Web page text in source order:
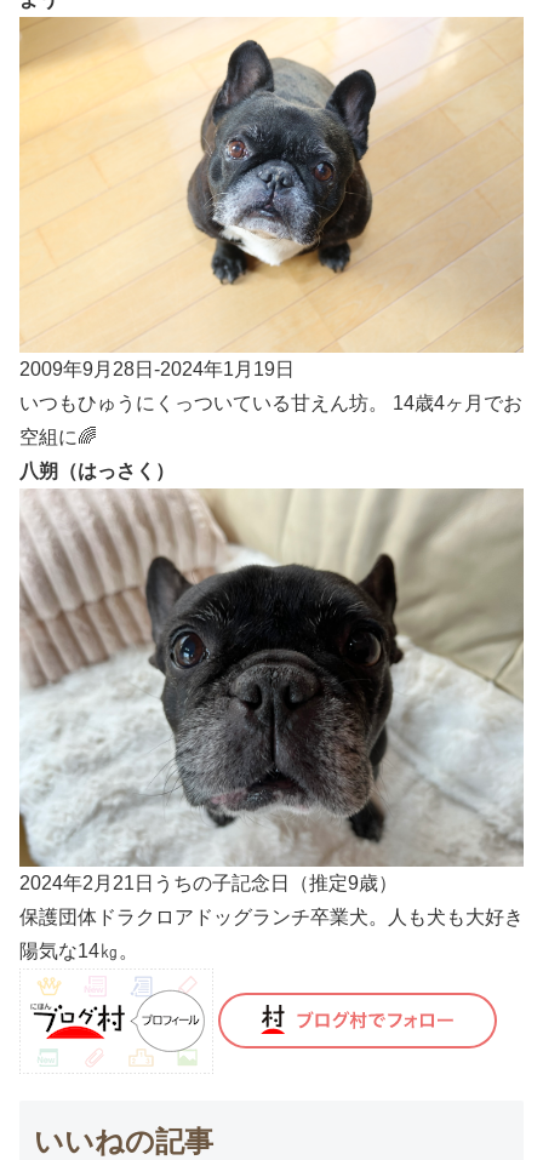
2009年9月28日-2024年1月19日
いつもひゅうにくっついている甘えん坊。 14歳4ヶ月でお
空組に🌈
八朔（はっさく）
2024年2月21日うちの子記念日（推定9歳）
保護団体ドラクロアドッグランチ卒業犬。人も犬も大好き
陽気な14㎏。
いいねの記事